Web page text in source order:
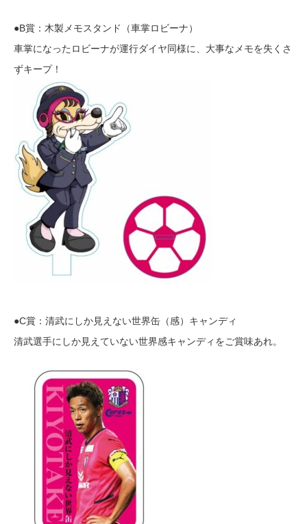
●B賞：木製メモスタンド（車掌ロビーナ）
車掌になったロビーナが運行ダイヤ同様に、大事なメモを失くさ
ずキープ！
●C賞：清武にしか見えない世界缶（感）キャンディ
清武選手にしか見えていない世界感キャンディをご賞味あれ。